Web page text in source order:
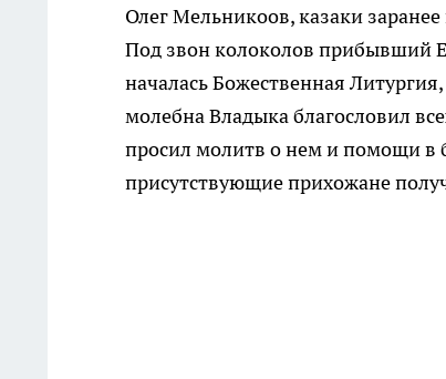
Олег Мельникоов, казаки
Под звон колоколов прибывший
началась Божественная
молебна Владыка благословил
просил молитв о нем и помощи в
присутствующие прихожане